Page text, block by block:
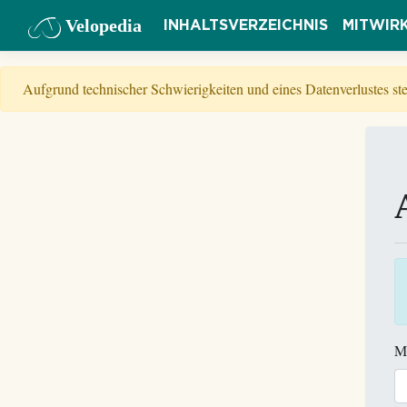
Velopedia INHALTSVERZEICHNIS
Aufgrund technischer Schwierigkeiten und eines Datenverlustes